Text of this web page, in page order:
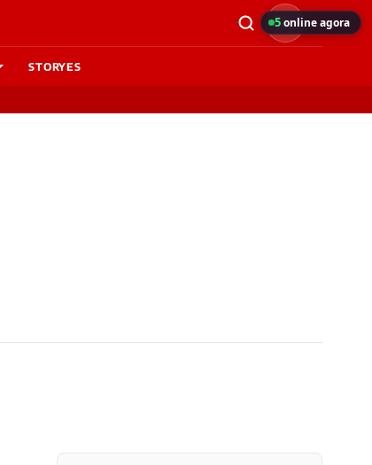
STORYES
5online agora